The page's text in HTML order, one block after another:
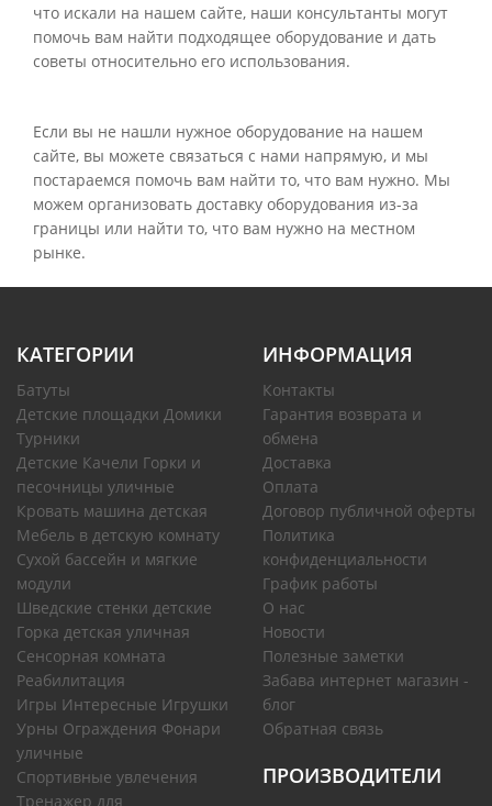
что искали на нашем сайте, наши консультанты могут
помочь вам найти подходящее оборудование и дать
советы относительно его использования.
Если вы не нашли нужное оборудование на нашем
сайте, вы можете связаться с нами напрямую, и мы
постараемся помочь вам найти то, что вам нужно. Мы
можем организовать доставку оборудования из-за
границы или найти то, что вам нужно на местном
рынке.
КАТЕГОРИИ
Батуты
Детские площадки Домики
Турники
Детские Качели Горки и
песочницы уличные
Кровать машина детская
Мебель в детскую комнату
Сухой бассейн и мягкие
модули
Шведские стенки детские
Горка детская уличная
Сенсорная комната
Реабилитация
Игры Интересные Игрушки
Урны Ограждения Фонари
уличные
Спортивные увлечения
Тренажер для
ИНФОРМАЦИЯ
Контакты
Гарантия возврата и
обмена
Доставка
Оплата
Договор публичной оферты
Политика
конфиденциальности
График работы
О нас
Новости
Полезные заметки
Забава интернет магазин -
блог
Обратная связь
ПРОИЗВОДИТЕЛИ